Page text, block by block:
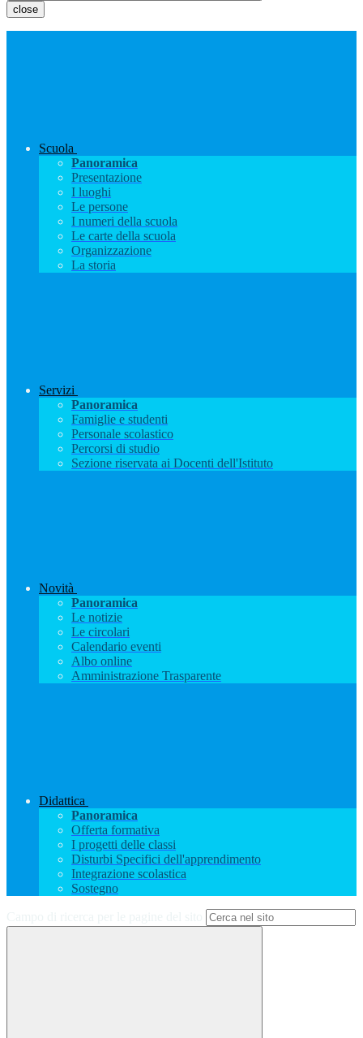
close
Scuola
Panoramica
Presentazione
I luoghi
Le persone
I numeri della scuola
Le carte della scuola
Organizzazione
La storia
Servizi
Panoramica
Famiglie e studenti
Personale scolastico
Percorsi di studio
Sezione riservata ai Docenti dell'Istituto
Novità
Panoramica
Le notizie
Le circolari
Calendario eventi
Albo online
Amministrazione Trasparente
Didattica
Panoramica
Offerta formativa
I progetti delle classi
Disturbi Specifici dell'apprendimento
Integrazione scolastica
Sostegno